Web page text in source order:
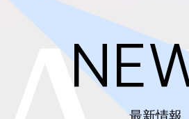
最新情報